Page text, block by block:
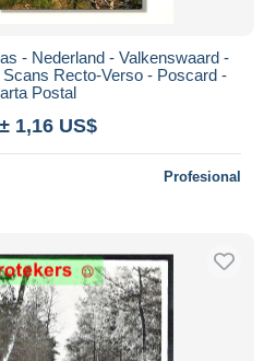
- Nederland - Valkenswaard -
Recto-Verso - Poscard -
Postal
± 1,16 US$
Profesional